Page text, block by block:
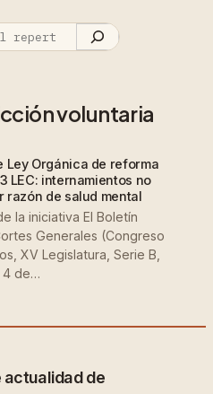
voluntaria
Ley Orgánica de reforma
LEC: internamientos no
razón de salud mental
la iniciativa El Boletín
Generales (Congreso
XV Legislatura, Serie B,
4 de…
actualidad de